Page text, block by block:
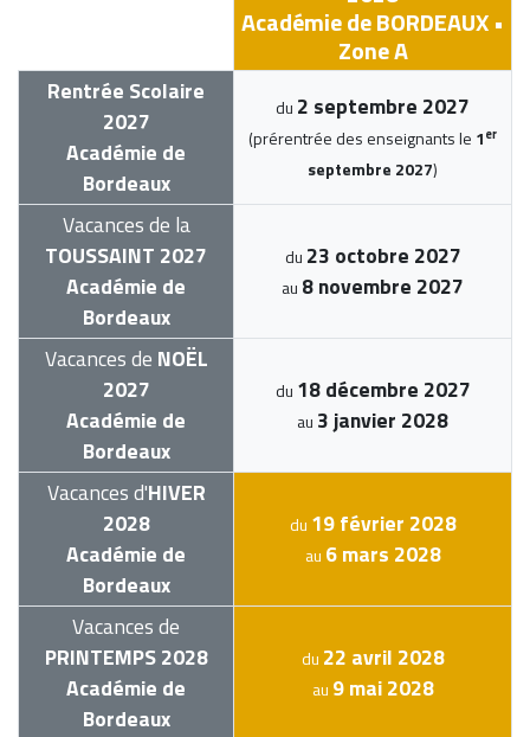
Académie de BORDEAUX •
Zone A
Rentrée Scolaire
2027
Académie de
Bordeaux
du 2 septembre 2027
(prérentrée des enseignants le 1er
septembre 2027)
Vacances de la
TOUSSAINT 2027
Académie de
Bordeaux
du 23 octobre 2027
au 8 novembre 2027
Vacances de NOËL
2027
Académie de
Bordeaux
du 18 décembre 2027
au 3 janvier 2028
Vacances d'HIVER
2028
Académie de
Bordeaux
du 19 février 2028
au 6 mars 2028
Vacances de
PRINTEMPS 2028
Académie de
Bordeaux
du 22 avril 2028
au 9 mai 2028